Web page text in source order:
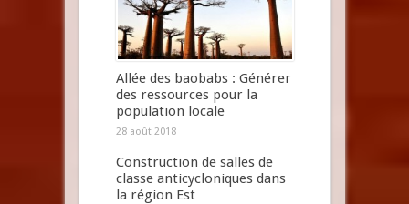
Allée des baobabs : Générer
des ressources pour la
population locale
28 août 2018
Construction de salles de
classe anticycloniques dans
la région Est